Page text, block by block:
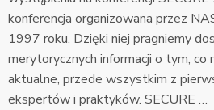
konferencja organizowana przez
1997 roku. Dzięki niej pragniemy
merytorycznych informacji o tym,
aktualne, przede wszystkim z
ekspertów i praktyków. SECURE …